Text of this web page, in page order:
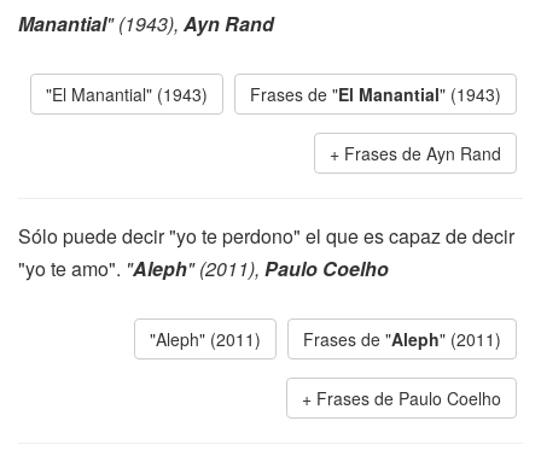
Manantial" (1943), Ayn Rand
"El Manantial" (1943) Frases de "El Manantial" (1943)
Frases de Ayn Rand
Sólo puede decir "yo te perdono" el que es capaz de decir
"yo te amo". "Aleph" (2011), Paulo Coelho
"Aleph" (2011) Frases de "Aleph" (2011)
Frases de Paulo Coelho